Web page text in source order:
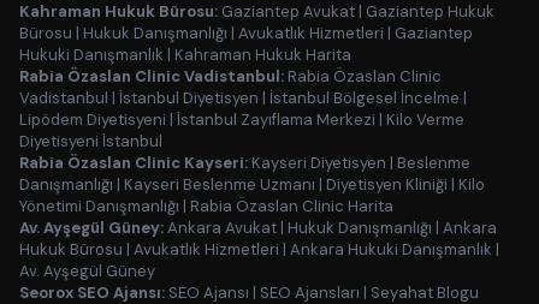
Kahraman Hukuk Bürosu: Gaziantep Avukat | Gaziantep Hukuk
Bürosu | Hukuk Danışmanlığı | Avukatlık Hizmetleri | Gaziantep
Hukuki Danışmanlık | Kahraman Hukuk Harita
Rabia Özaslan Clinic Vadistanbul: Rabia Özaslan Clinic
Vadistanbul | İstanbul Diyetisyen | İstanbul Bölgesel İncelme |
Lipödem Diyetisyeni | İstanbul Zayıflama Merkezi | Kilo Verme
Diyetisyeni İstanbul
Rabia Özaslan Clinic Kayseri: Kayseri Diyetisyen | Beslenme
Danışmanlığı | Kayseri Beslenme Uzmanı | Diyetisyen Kliniği | Kilo
Yönetimi Danışmanlığı | Rabia Özaslan Clinic Harita
Av. Ayşegül Güney:Ankara Avukat | Hukuk Danışmanlığı | Ankara
Hukuk Bürosu | Avukatlık Hizmetleri | Ankara Hukuki Danışmanlık |
Av. Ayşegül Güney
Seorox SEO Ajansı: SEO Ajansı | SEO Ajansları | Seyahat Blogu